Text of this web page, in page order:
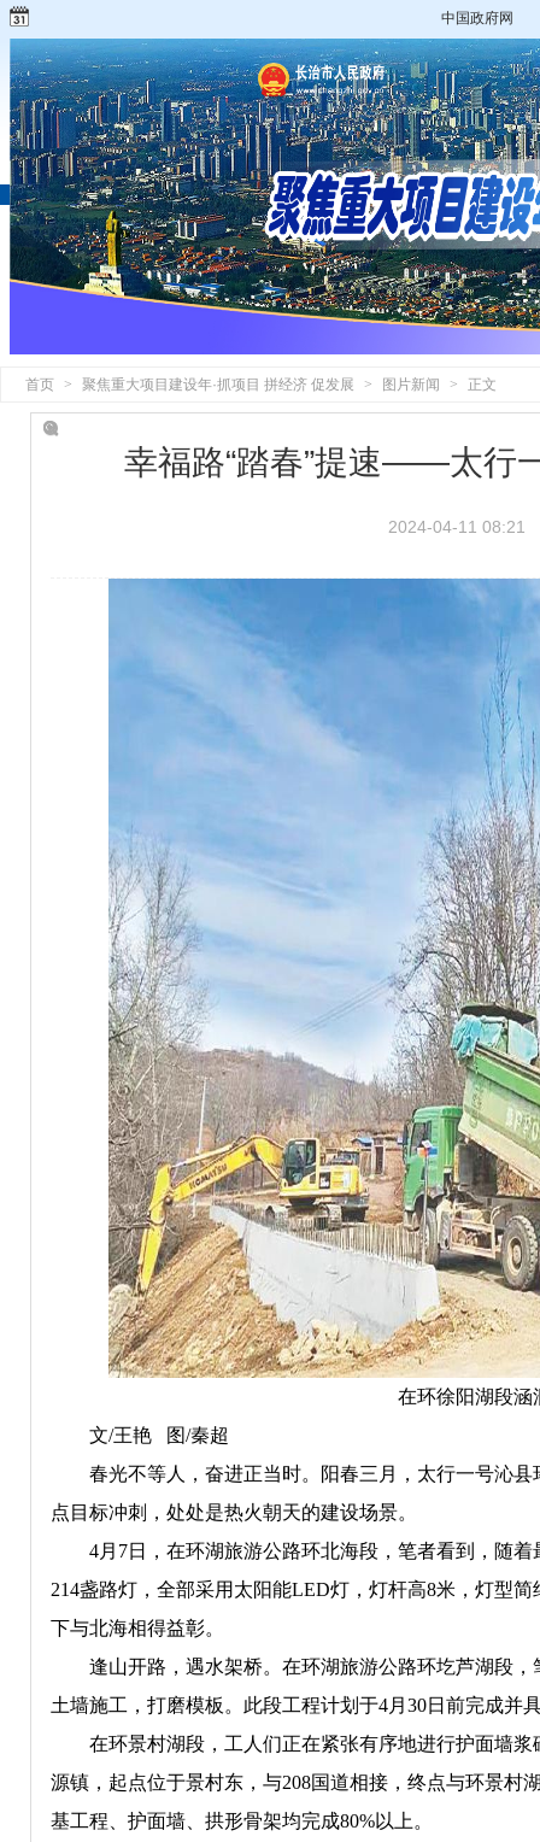
中国政府网
首页 > 聚焦重大项目建设年·抓项目 拼经济 促发展 > 图片新闻 > 正文
幸福路“踏春”提速——太行
2024-04-11 08:21
在环徐阳湖段涵
文/王艳 图/秦超
春光不等人，奋进正当时。阳春三月，太行一号沁县
点目标冲刺，处处是热火朝天的建设场景。
4月7日，在环湖旅游公路环北海段，笔者看到，随着
214盏路灯，全部采用太阳能LED灯，灯杆高8米，灯型
下与北海相得益彰。
逢山开路，遇水架桥。在环湖旅游公路环圪芦湖段，
土墙施工，打磨模板。此段工程计划于4月30日前完成并
在环景村湖段，工人们正在紧张有序地进行护面墙浆
源镇，起点位于景村东，与208国道相接，终点与环景村
基工程、护面墙、拱形骨架均完成80%以上。